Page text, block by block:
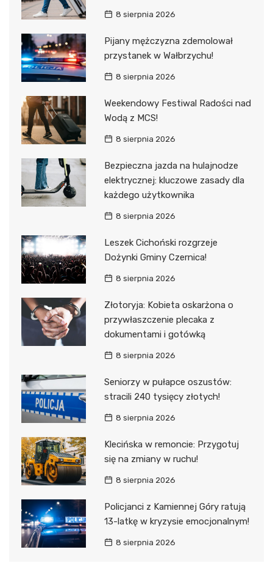
8 sierpnia 2026
Pijany mężczyzna zdemolował
przystanek w Wałbrzychu!
8 sierpnia 2026
Weekendowy Festiwal Radości nad
Wodą z MCS!
8 sierpnia 2026
Bezpieczna jazda na hulajnodze
elektrycznej: kluczowe zasady dla
każdego użytkownika
8 sierpnia 2026
Leszek Cichoński rozgrzeje
Dożynki Gminy Czernica!
8 sierpnia 2026
Złotoryja: Kobieta oskarżona o
przywłaszczenie plecaka z
dokumentami i gotówką
8 sierpnia 2026
Seniorzy w pułapce oszustów:
stracili 240 tysięcy złotych!
8 sierpnia 2026
Klecińska w remoncie: Przygotuj
się na zmiany w ruchu!
8 sierpnia 2026
Policjanci z Kamiennej Góry ratują
13-latkę w kryzysie emocjonalnym!
8 sierpnia 2026